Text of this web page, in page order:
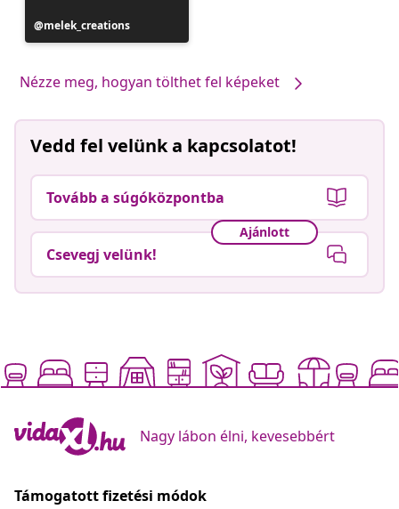
Bejegyzés
közzétevője
melek_creations
Nézze meg, hogyan tölthet fel képeket
Vedd fel velünk a kapcsolatot!
Tovább a súgóközpontba
Ajánlott
Csevegj velünk!
Nagy lábon élni, kevesebbért
Támogatott fizetési módok